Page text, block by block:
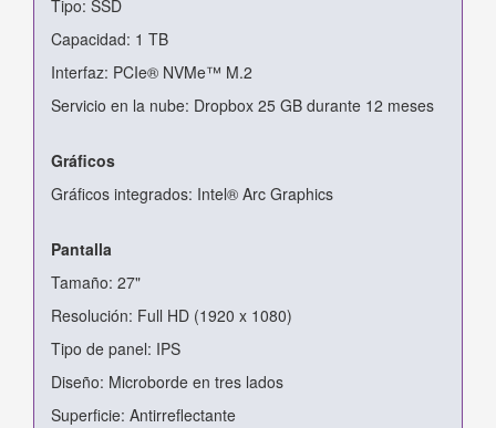
Tipo: SSD
Capacidad: 1 TB
Interfaz: PCIe® NVMe™ M.2
Servicio en la nube: Dropbox 25 GB durante 12 meses
Gráficos
Gráficos integrados: Intel® Arc Graphics
Pantalla
Tamaño: 27"
Resolución: Full HD (1920 x 1080)
Tipo de panel: IPS
Diseño: Microborde en tres lados
Superficie: Antirreflectante